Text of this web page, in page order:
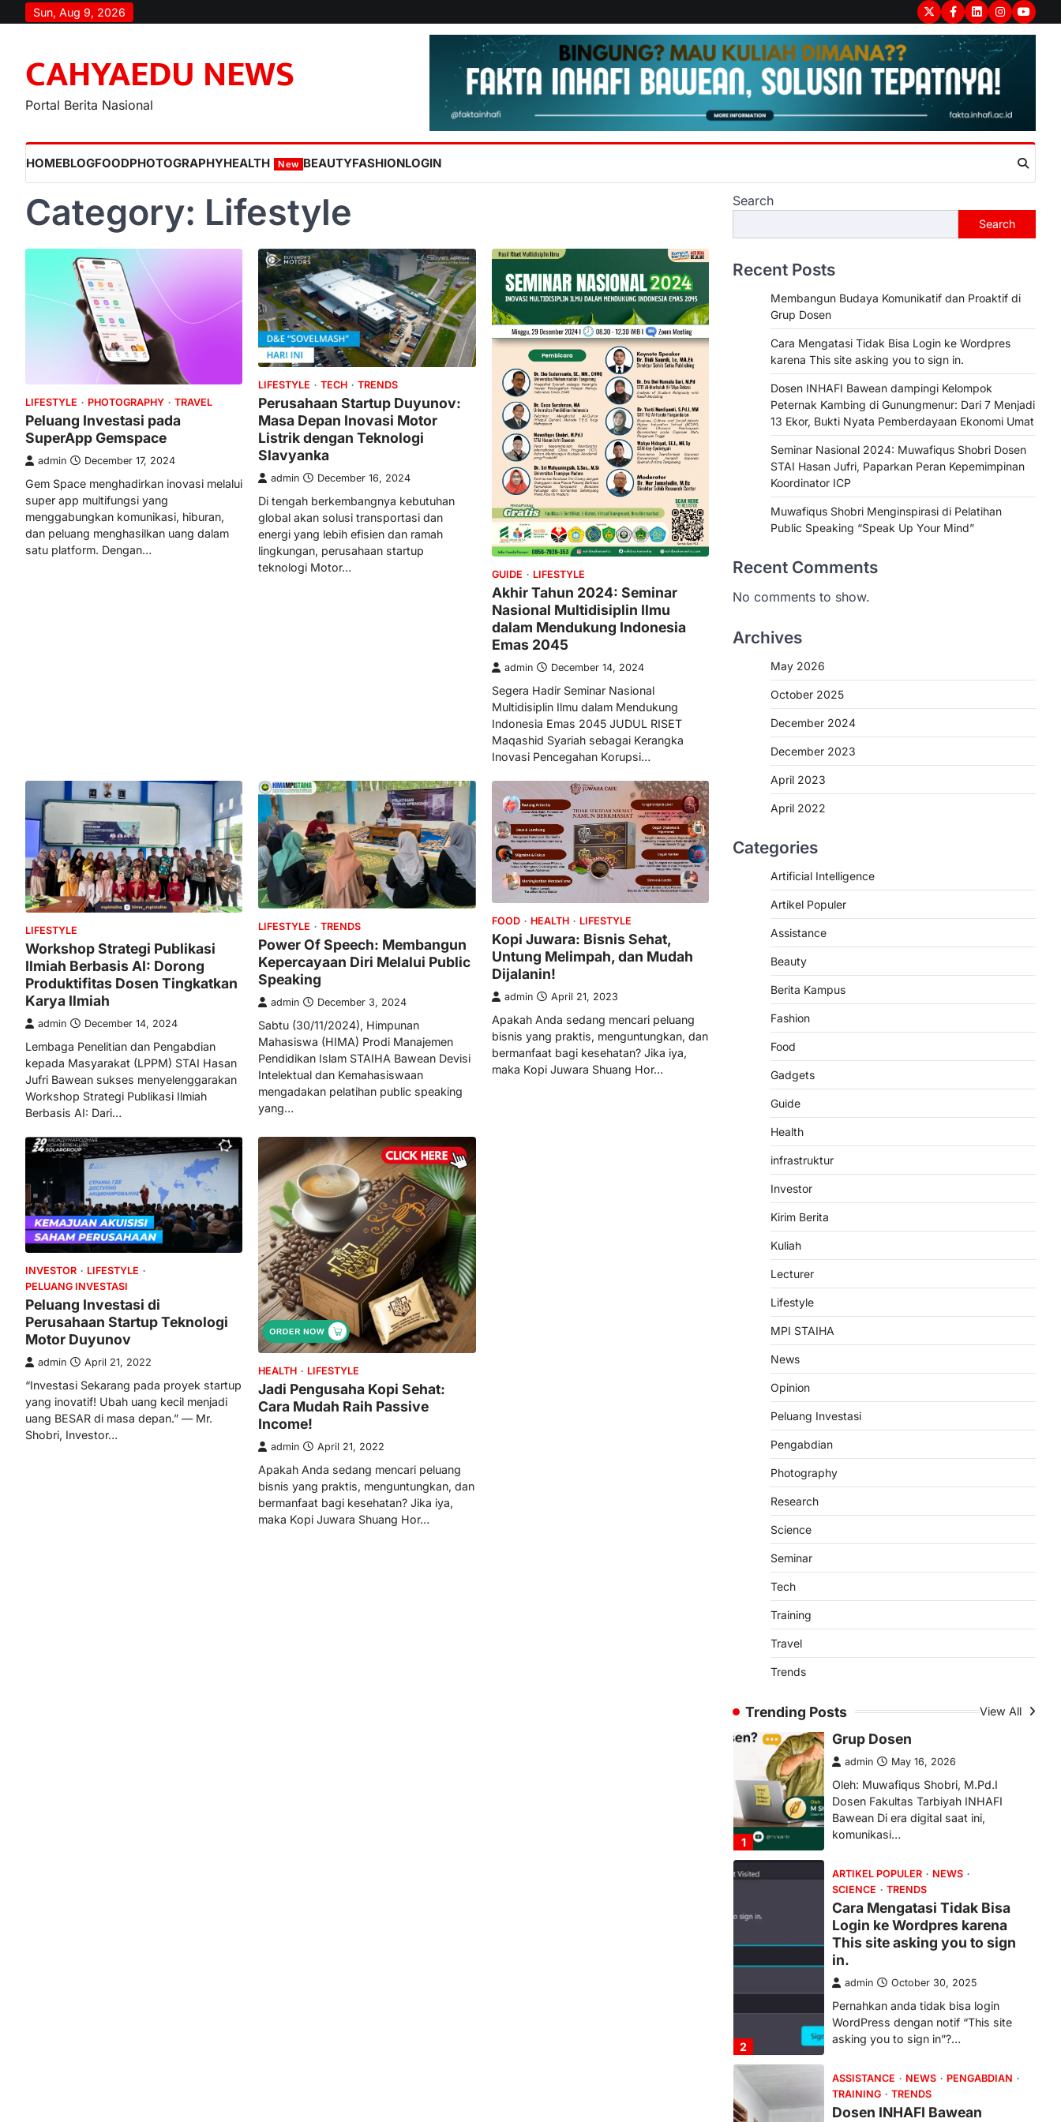
to
Sun, Aug 9, 2026
TwitterFacebook
LinkedInInstagram
CAHYAEDU NEWS
Portal Berita Nasional
HOMEBLOGFOODPHOTOGRAPHYHEALTH New BEAUTYFASHIONLOGIN
Category: Lifestyle
LIFESTYLE PHOTOGRAPHY TRAVEL
Peluang Investasi pada
SuperApp Gemspace
admin December 17, 2024
Gem Space menghadirkan inovasi melalui
super app multifungsi yang
menggabungkan komunikasi, hiburan,
dan peluang menghasilkan uang dalam
satu platform. Dengan…
LIFESTYLE TECH TRENDS
Perusahaan Startup Duyunov:
Masa Depan Inovasi Motor
Listrik dengan Teknologi
Slavyanka
admin December 16, 2024
Di tengah berkembangnya kebutuhan
global akan solusi transportasi dan
energi yang lebih efisien dan ramah
lingkungan, perusahaan startup
teknologi Motor…
GUIDE LIFESTYLE
Akhir Tahun 2024: Seminar
Nasional Multidisiplin Ilmu
dalam Mendukung Indonesia
Emas 2045
admin December 14, 2024
Segera Hadir Seminar Nasional
Multidisiplin Ilmu dalam Mendukung
Indonesia Emas 2045 JUDUL RISET
Maqashid Syariah sebagai Kerangka
Inovasi Pencegahan Korupsi…
LIFESTYLE
Workshop Strategi Publikasi
Ilmiah Berbasis AI: Dorong
Produktifitas Dosen Tingkatkan
Karya Ilmiah
admin December 14, 2024
Lembaga Penelitian dan Pengabdian
kepada Masyarakat (LPPM) STAI Hasan
Jufri Bawean sukses menyelenggarakan
Workshop Strategi Publikasi Ilmiah
Berbasis AI: Dari…
LIFESTYLE TRENDS
Power Of Speech: Membangun
Kepercayaan Diri Melalui Public
Speaking
admin December 3, 2024
Sabtu (30/11/2024), Himpunan
Mahasiswa (HIMA) Prodi Manajemen
Pendidikan Islam STAIHA Bawean Devisi
Intelektual dan Kemahasiswaan
mengadakan pelatihan public speaking
yang…
FOOD HEALTH LIFESTYLE
Kopi Juwara: Bisnis Sehat,
Untung Melimpah, dan Mudah
Dijalanin!
admin April 21, 2023
Apakah Anda sedang mencari peluang
bisnis yang praktis, menguntungkan, dan
bermanfaat bagi kesehatan? Jika iya,
maka Kopi Juwara Shuang Hor…
INVESTOR
LIFESTYLE
PELUANG INVESTASI
Peluang Investasi di
Perusahaan Startup Teknologi
Motor Duyunov
admin April 21, 2022
“Investasi Sekarang pada proyek startup
yang inovatif! Ubah uang kecil menjadi
uang BESAR di masa depan.” — Mr.
Shobri, Investor…
HEALTH LIFESTYLE
Jadi Pengusaha Kopi Sehat:
Cara Mudah Raih Passive
Income!
admin April 21, 2022
Apakah Anda sedang mencari peluang
bisnis yang praktis, menguntungkan, dan
bermanfaat bagi kesehatan? Jika iya,
maka Kopi Juwara Shuang Hor…
Search
Search
Recent Posts
Membangun Budaya Komunikatif dan Proaktif di
Grup Dosen
Cara Mengatasi Tidak Bisa Login ke Wordpres
karena This site asking you to sign in.
Dosen INHAFI Bawean dampingi Kelompok
Peternak Kambing di Gunungmenur: Dari 7 Menjadi
13 Ekor, Bukti Nyata Pemberdayaan Ekonomi Umat
Seminar Nasional 2024: Muwafiqus Shobri Dosen
STAI Hasan Jufri, Paparkan Peran Kepemimpinan
Koordinator ICP
Muwafiqus Shobri Menginspirasi di Pelatihan
Public Speaking “Speak Up Your Mind”
Recent Comments
No comments to show.
Archives
May 2026
October 2025
December 2024
December 2023
April 2023
April 2022
Categories
Artificial Intelligence
Artikel Populer
Assistance
Beauty
Berita Kampus
Fashion
Food
Gadgets
Guide
Health
infrastruktur
Investor
Kirim Berita
Kuliah
Lecturer
Lifestyle
MPI STAIHA
News
Opinion
Peluang Investasi
Pengabdian
Photography
Research
Science
Seminar
Tech
Training
Travel
Trends
Trending Posts View All
This site asking you to sign
in.
admin October 30, 2025
asking you to sign in”?…
dampingi Kelompok
Menjadi 13 Ekor, Bukti Nyata
Umat
admin October 29, 2025
masyarakat, Nurul Huda, M.Pd.I,
PENGABDIAN SEMINAR
Muwafiqus Shobri Dosen
STAI Hasan Jufri, Paparkan
Koordinator ICP
Gresik, 29 Desember 2024 –
Yayasan Sohib Sukses Setia (YS3)
kembali menunjukkan komitmennya
dalam mendukung…
Komunikatif dan Proaktif di
komunikasi…
2
SCIENCE
TRENDS
Login ke Wordpres karena
This site asking you to sign
in.
admin October 30, 2025
Pernahkan anda tidak bisa login
WordPress dengan notif “This site
ASSISTANCE NEWS
PENGABDIAN
TRAINING
TRENDS
Dosen INHAFI Bawean
dampingi Kelompok
Peternak Kambing di
Gunungmenur: Dari 7
Menjadi 13 Ekor, Bukti Nyata
Pemberdayaan Ekonomi
Umat
Bawean (29 Okt 2025) — Dalam
semangat pengabdian kepada
masyarakat, Nurul Huda, M.Pd.I,